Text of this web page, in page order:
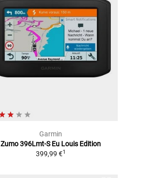
Garmin
Zumo 396Lmt-S Eu Louis Edition
399,99 €1